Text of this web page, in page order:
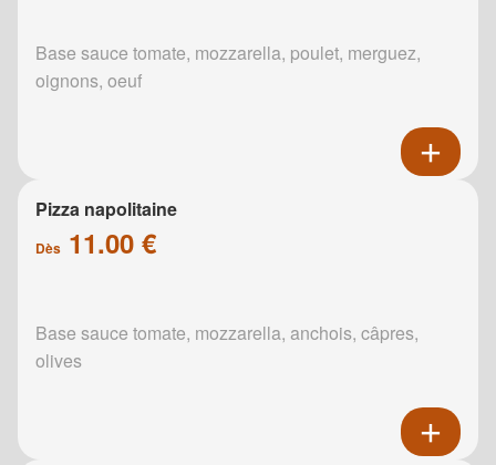
Base sauce tomate, mozzarella, poulet, merguez,
oignons, oeuf
Pizza napolitaine
Dès 11.00 €
Base sauce tomate, mozzarella, anchois, câpres,
olives